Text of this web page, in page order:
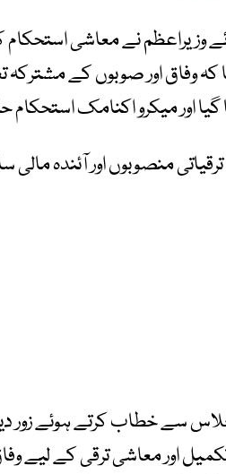
وزیراعظم نے معاشی
کہ وفاق اور صوبوں کے
گیا اور میکرو اکنامک
منصوبوں اور آئندہ مالی
سے خطاب کرتے ہوئے زور
اور معاشی ترقی کے لیے